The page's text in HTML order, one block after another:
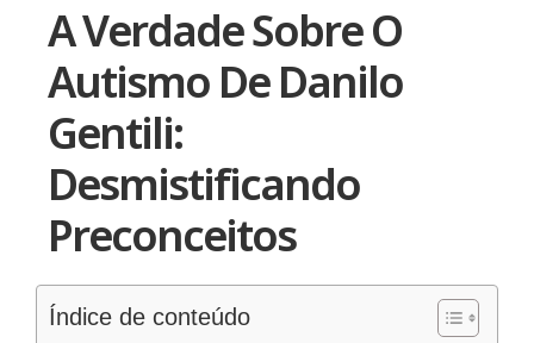
A Verdade Sobre O
Autismo De Danilo
Gentili:
Desmistificando
Preconceitos
Índice de conteúdo